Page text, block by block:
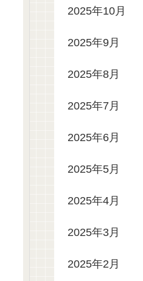
2025年10月
2025年9月
2025年8月
2025年7月
2025年6月
2025年5月
2025年4月
2025年3月
2025年2月